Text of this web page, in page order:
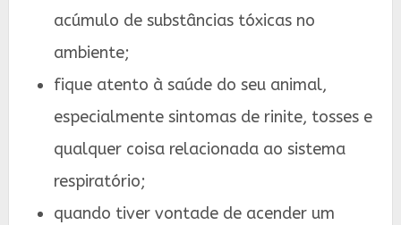
acúmulo de substâncias tóxicas no
ambiente;
fique atento à saúde do seu animal,
especialmente sintomas de rinite, tosses e
qualquer coisa relacionada ao sistema
respiratório;
quando tiver vontade de acender um